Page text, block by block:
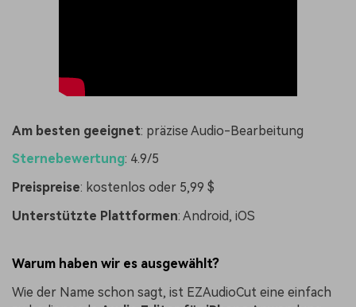
Am besten geeignet: präzise Audio-Bearbeitung
Sternebewertung: 4.9/5
Preispreise: kostenlos oder 5,99 $
Unterstützte Plattformen: Android, iOS
Warum haben wir es ausgewählt?
Wie der Name schon sagt, ist EZAudioCut eine einfach